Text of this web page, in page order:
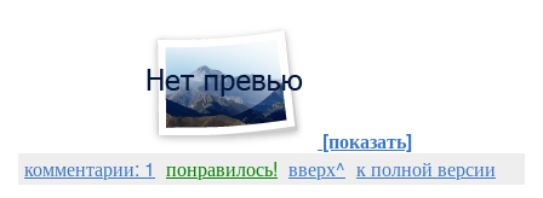
[показать]
комментарии: 1 понравилось! вверх^ к полной версии